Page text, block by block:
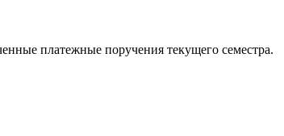
платежные поручения текущего семестра.